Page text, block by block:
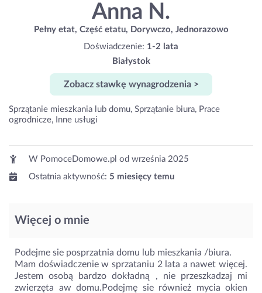
Anna N.
Pełny etat, Część etatu, Dorywczo, Jednorazowo
Doświadczenie: 1-2 lata
Białystok
Zobacz stawkę wynagrodzenia >
Sprzątanie mieszkania lub domu, Sprzątanie biura, Prace
ogrodnicze, Inne usługi
W PomoceDomowe.pl od września 2025
Ostatnia aktywność: 5 miesięcy temu
Więcej o mnie
Podejme sie posprzatnia domu lub mieszkania /biura.
Mam doświadczenie w sprzataniu 2 lata a nawet więcej.
Jestem osobą bardzo dokładną , nie przeszkadzaj mi
zwierzęta aw domu.Podejmę sie również mycia okien